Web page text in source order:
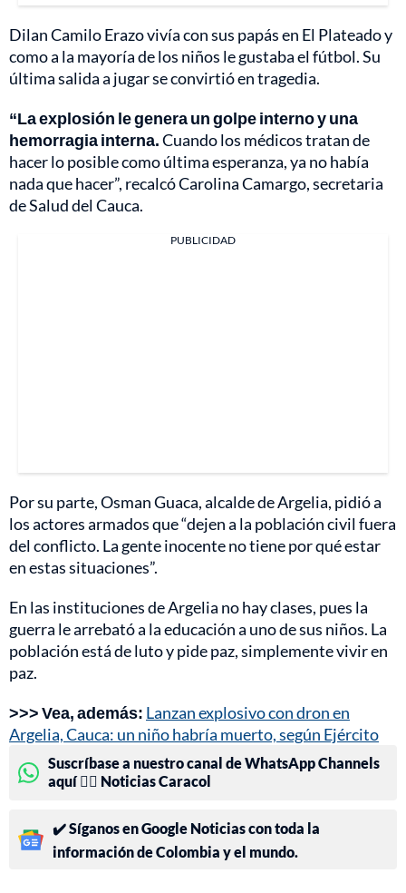
Dilan Camilo Erazovivía con sus papás en El Plateado y
como a la mayoría de los niños le gustaba el fútbol. Su
última salida a jugar se convirtió en tragedia.
“La explosión le genera un golpe interno y una
hemorragia interna.Cuando los médicos tratan de
hacer lo posible como última esperanza, ya no había
nada que hacer”, recalcó Carolina Camargo, secretaria
de Salud del Cauca.
PUBLICIDAD
Por su parte, Osman Guaca, alcalde de Argelia, pidió a
los actores armados que “dejen a la población civil fuera
del conflicto. La gente inocente no tiene por qué estar
en estas situaciones”.
En las instituciones de Argelia no hay clases, pues la
guerra le arrebató a la educación a uno de sus niños. La
población está de luto y pide paz, simplemente vivir en
paz.
>>> Vea, además: Lanzan explosivo con dron en
Argelia, Cauca: un niño habría muerto, según Ejército
Suscríbase a nuestro canal de WhatsApp Channels
aquí 👉🏻 Noticias Caracol
✔️ Síganos en Google Noticias con toda la
información de Colombia y el mundo.